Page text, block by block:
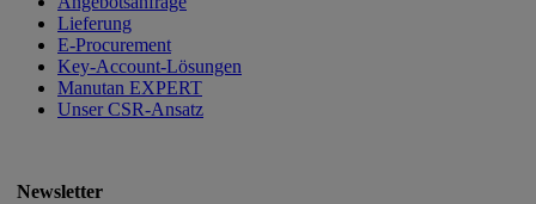
Lieferung
E-Procurement
Key-Account-Lösungen
Manutan EXPERT
Unser CSR-Ansatz
Newsletter